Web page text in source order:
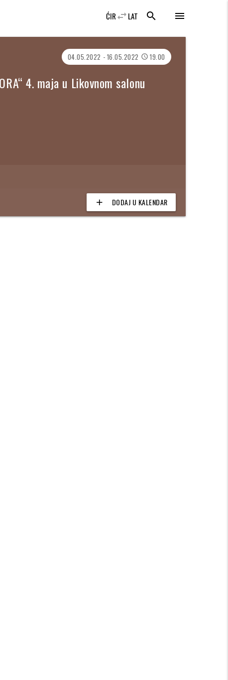
menu
search
LAT
swap_horiz
ĆIR
04.05.2022 - 16.05.2022 access_time 19.00
4. maja u Likovnom salonu
add DODAJ U KALENDAR